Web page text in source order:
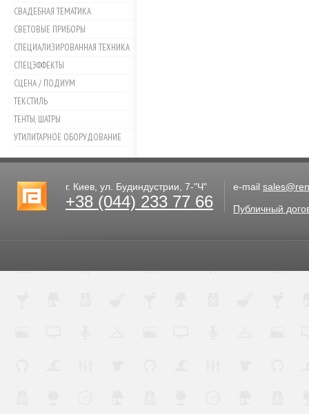
СВАДЕБНАЯ ТЕМАТИКА
СВЕТОВЫЕ ПРИБОРЫ
СПЕЦИАЛИЗИРОВАННАЯ ТЕХНИКА
СПЕЦЭФФЕКТЫ
СЦЕНА / ПОДИУМ
ТЕКСТИЛЬ
ТЕНТЫ, ШАТРЫ
УТИЛИТАРНОЕ ОБОРУДОВАНИЕ
г. Киев, ул. Будиндустрии, 7-"Ч"
+38 (044) 233 77 66
e-mail
Публичный